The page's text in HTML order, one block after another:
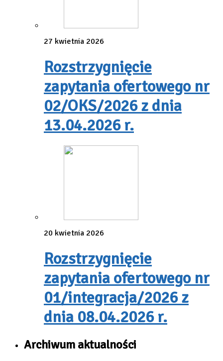
27 kwietnia 2026
Rozstrzygnięcie
zapytania ofertowego nr
02/OKS/2026 z dnia
13.04.2026 r.
20 kwietnia 2026
Rozstrzygnięcie
zapytania ofertowego nr
01/integracja/2026 z
dnia 08.04.2026 r.
Archiwum aktualności